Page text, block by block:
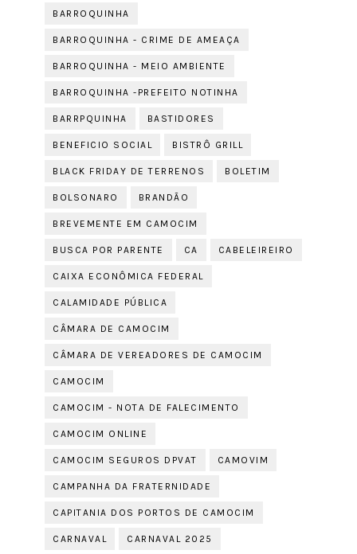
BARROQUINHA
BARROQUINHA - CRIME DE AMEAÇA
BARROQUINHA - MEIO AMBIENTE
BARROQUINHA -PREFEITO NOTINHA
BARRPQUINHA BASTIDORES
BENEFICIO SOCIAL BISTRÔ GRILL
BLACK FRIDAY DE TERRENOS BOLETIM
BOLSONARO BRANDÃO
BREVEMENTE EM CAMOCIM
BUSCA POR PARENTE CA CABELEIREIRO
CAIXA ECONÔMICA FEDERAL
CALAMIDADE PÚBLICA
CÂMARA DE CAMOCIM
CÂMARA DE VEREADORES DE CAMOCIM
CAMOCIM
CAMOCIM - NOTA DE FALECIMENTO
CAMOCIM ONLINE
CAMOCIM SEGUROS DPVAT CAMOVIM
CAMPANHA DA FRATERNIDADE
CAPITANIA DOS PORTOS DE CAMOCIM
CARNAVAL CARNAVAL 2025